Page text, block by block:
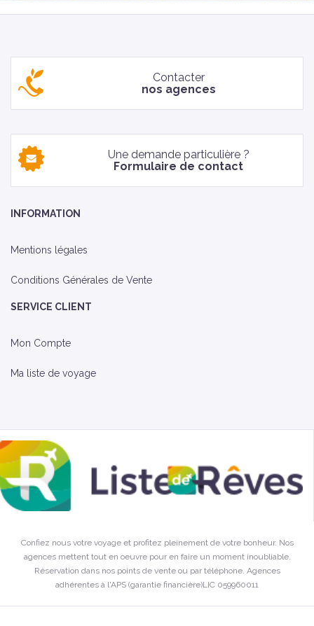
Contacter
nos agences
Une demande particulière ?
Formulaire de contact
INFORMATION
Mentions légales
Conditions Générales de Vente
SERVICE CLIENT
Mon Compte
Ma liste de voyage
Confiez nous votre voyage et profitez pleinement de votre bonheur. Nos
agences mettent tout en oeuvre pour en faire un moment inoubliable.
Réservation dans nos points de vente ou par téléphone. Agences
adhérentes à l'APS (garantie financière)LIC 059960011